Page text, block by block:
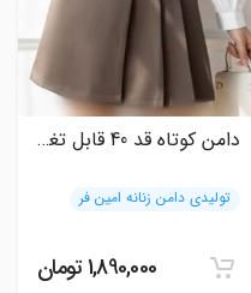
دامن کوتاه قد 40 قابل تغییر شخصی دوزی
تولیدی دامن زنانه امین فر
1,890,000 تومان